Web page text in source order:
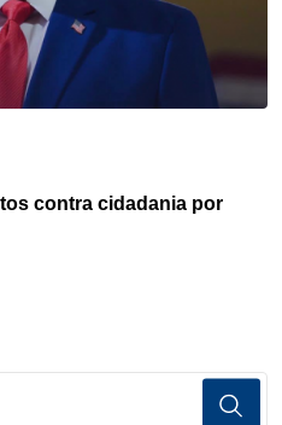
contra cidadania por